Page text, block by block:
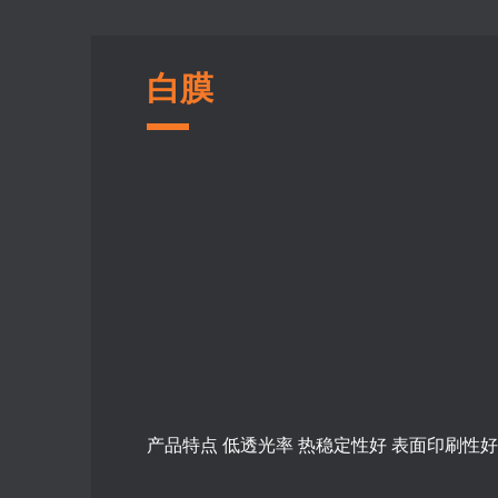
白膜
产品特点 低透光率 热稳定性好 表面印刷性